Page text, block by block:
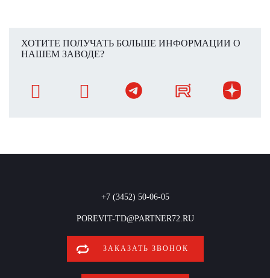
ХОТИТЕ ПОЛУЧАТЬ БОЛЬШЕ ИНФОРМАЦИИ О
НАШЕМ ЗАВОДЕ?
+7 (3452) 50-06-05
POREVIT-TD@PARTNER72.RU
ЗАКАЗАТЬ ЗВОНОК